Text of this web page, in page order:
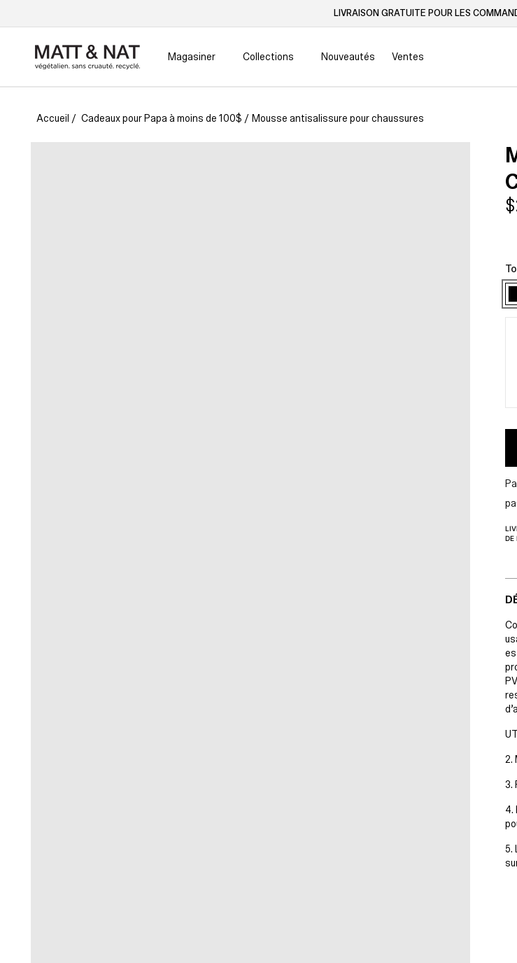
LIVRAISON GRATUITE POUR LES
Magasiner Collections Nouveautés Ventes
Accueil / Cadeaux pour Papa à moins de 100$ / Mousse antisalissure pour chaussures
DE
2.
3.
4.
5.